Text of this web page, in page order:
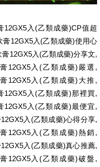
12GX5入(乙類成藥)CP值超
12GX5入(乙類成藥)使用心
12GX5入(乙類成藥)分享文,
12GX5入(乙類成藥)嚴選,
12GX5入(乙類成藥)大推,
12GX5入(乙類成藥)那裡買,
12GX5入(乙類成藥)最便宜,
入(乙類成藥)心得分享,
12GX5入(乙類成藥)熱銷,
入(乙類成藥)真心推薦,
12GX5入(乙類成藥)破盤,